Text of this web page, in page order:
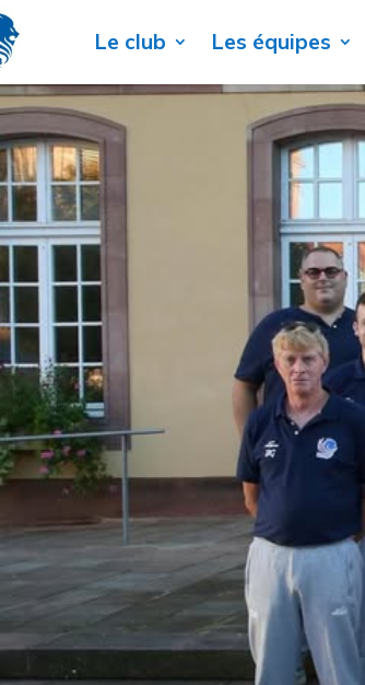
Le club Les équipes